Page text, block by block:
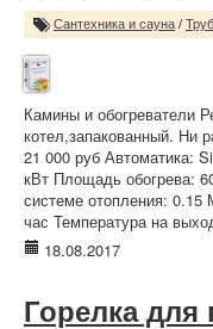
Сантехника и сауна /
Камины и обогреватели
котел,запакованный. Ни
21 000 руб Автоматика:
кВт Площадь обогрева:
системе отопления:
час Температура на
18.08.2017
Горелка для